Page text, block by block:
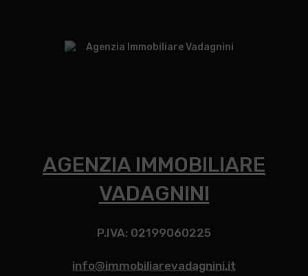
AGENZIA IMMOBILIARE
VADAGNINI
P.IVA: 02199060225
info@immobiliarevadagnini.it